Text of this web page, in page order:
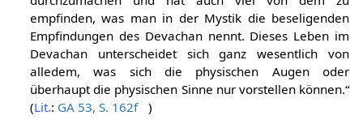
empfinden, was man in der Mystik die beseligenden
Empfindungen des Devachan nennt. Dieses Leben im
Devachan unterscheidet sich ganz wesentlich von
alledem, was sich die physischen Augen oder
überhaupt die physischen Sinne nur vorstellen können.“
(Lit.: GA 53, S. 162f
)